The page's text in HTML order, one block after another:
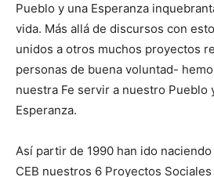
Pueblo y una Esperanza
vida. Más allá de discursos con
unidos a otros muchos proyectos
personas de buena voluntad-
nuestra Fe servir a nuestro Pueblo
Esperanza.
Así partir de 1990 han ido
CEB nuestros 6 Proyectos Sociales